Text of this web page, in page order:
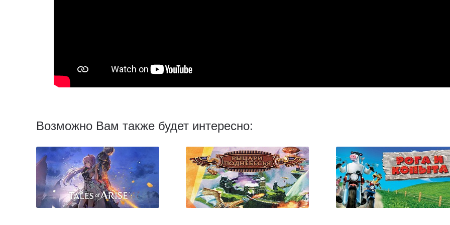
Возможно Вам также будет интересно: